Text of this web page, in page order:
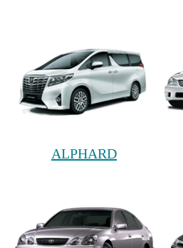
ALPHARD